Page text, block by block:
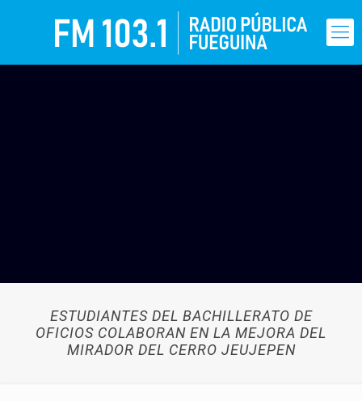
ESTUDIANTES DEL BACHILLERATO DE
OFICIOS COLABORAN EN LA MEJORA DEL
MIRADOR DEL CERRO JEUJEPEN